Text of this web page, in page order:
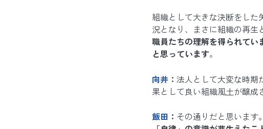
組織として大きな決断をし
況となり、まさに組織の再生
職員たちの理解を得られてい
と思っています。
向井 ： 法人として大変な時期
果として良い組織風土が醸成
飯田 ： その通りだと思います。